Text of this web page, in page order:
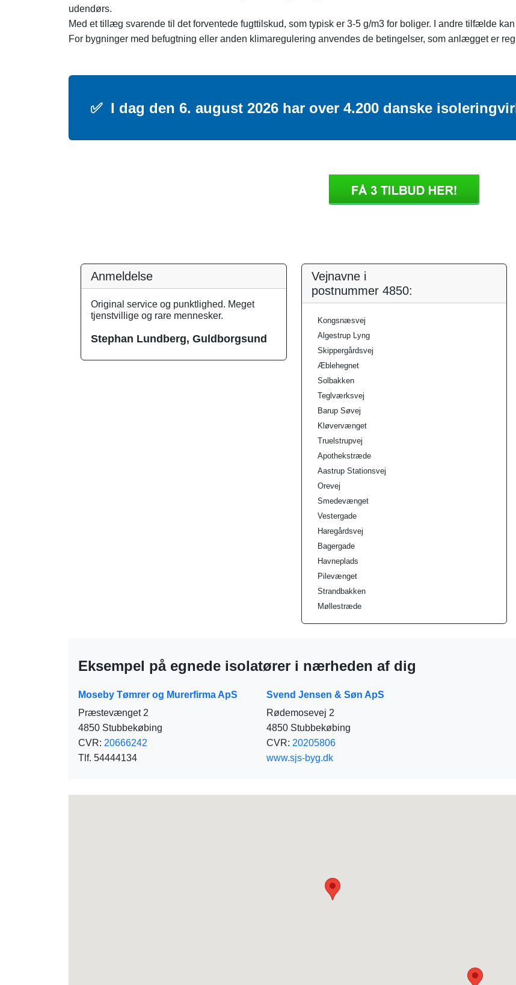
udendørs.
Med et tillæg svarende til det forventede fugttilskud, som typisk er 3-5 g/m3 for boliger. I andre tilfælde
For bygninger med befugtning eller anden klimaregulering anvendes de betingelser, som anlægget er
✅ I dag den 6. august 2026 har over 4.200 danske
Anmeldelse
Original service og punktlighed. Meget
tjenstvillige og rare mennesker.
Stephan Lundberg, Guldborgsund
Vejnavne i
postnummer 4850:
Kongsnæsvej
Algestrup Lyng
Skippergårdsvej
Æblehegnet
Solbakken
Teglværksvej
Barup Søvej
Kløvervænget
Truelstrupvej
Apothekstræde
Aastrup Stationsvej
Orevej
Smedevænget
Vestergade
Haregårdsvej
Bagergade
Havneplads
Pilevænget
Strandbakken
Møllestræde
Eksempel på egnede isolatører i nærheden af dig
Moseby Tømrer og Murerfirma ApS
Præstevænget 2
4850 Stubbekøbing
CVR: 20666242
Tlf. 54444134
Svend Jensen & Søn ApS
Rødemosevej 2
4850 Stubbekøbing
CVR: 20205806
www.sjs-byg.dk